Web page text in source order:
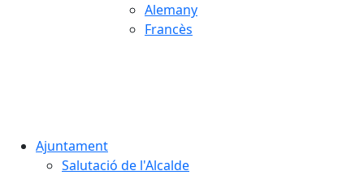
Alemany
Francès
Ajuntament
Salutació de l'Alcalde